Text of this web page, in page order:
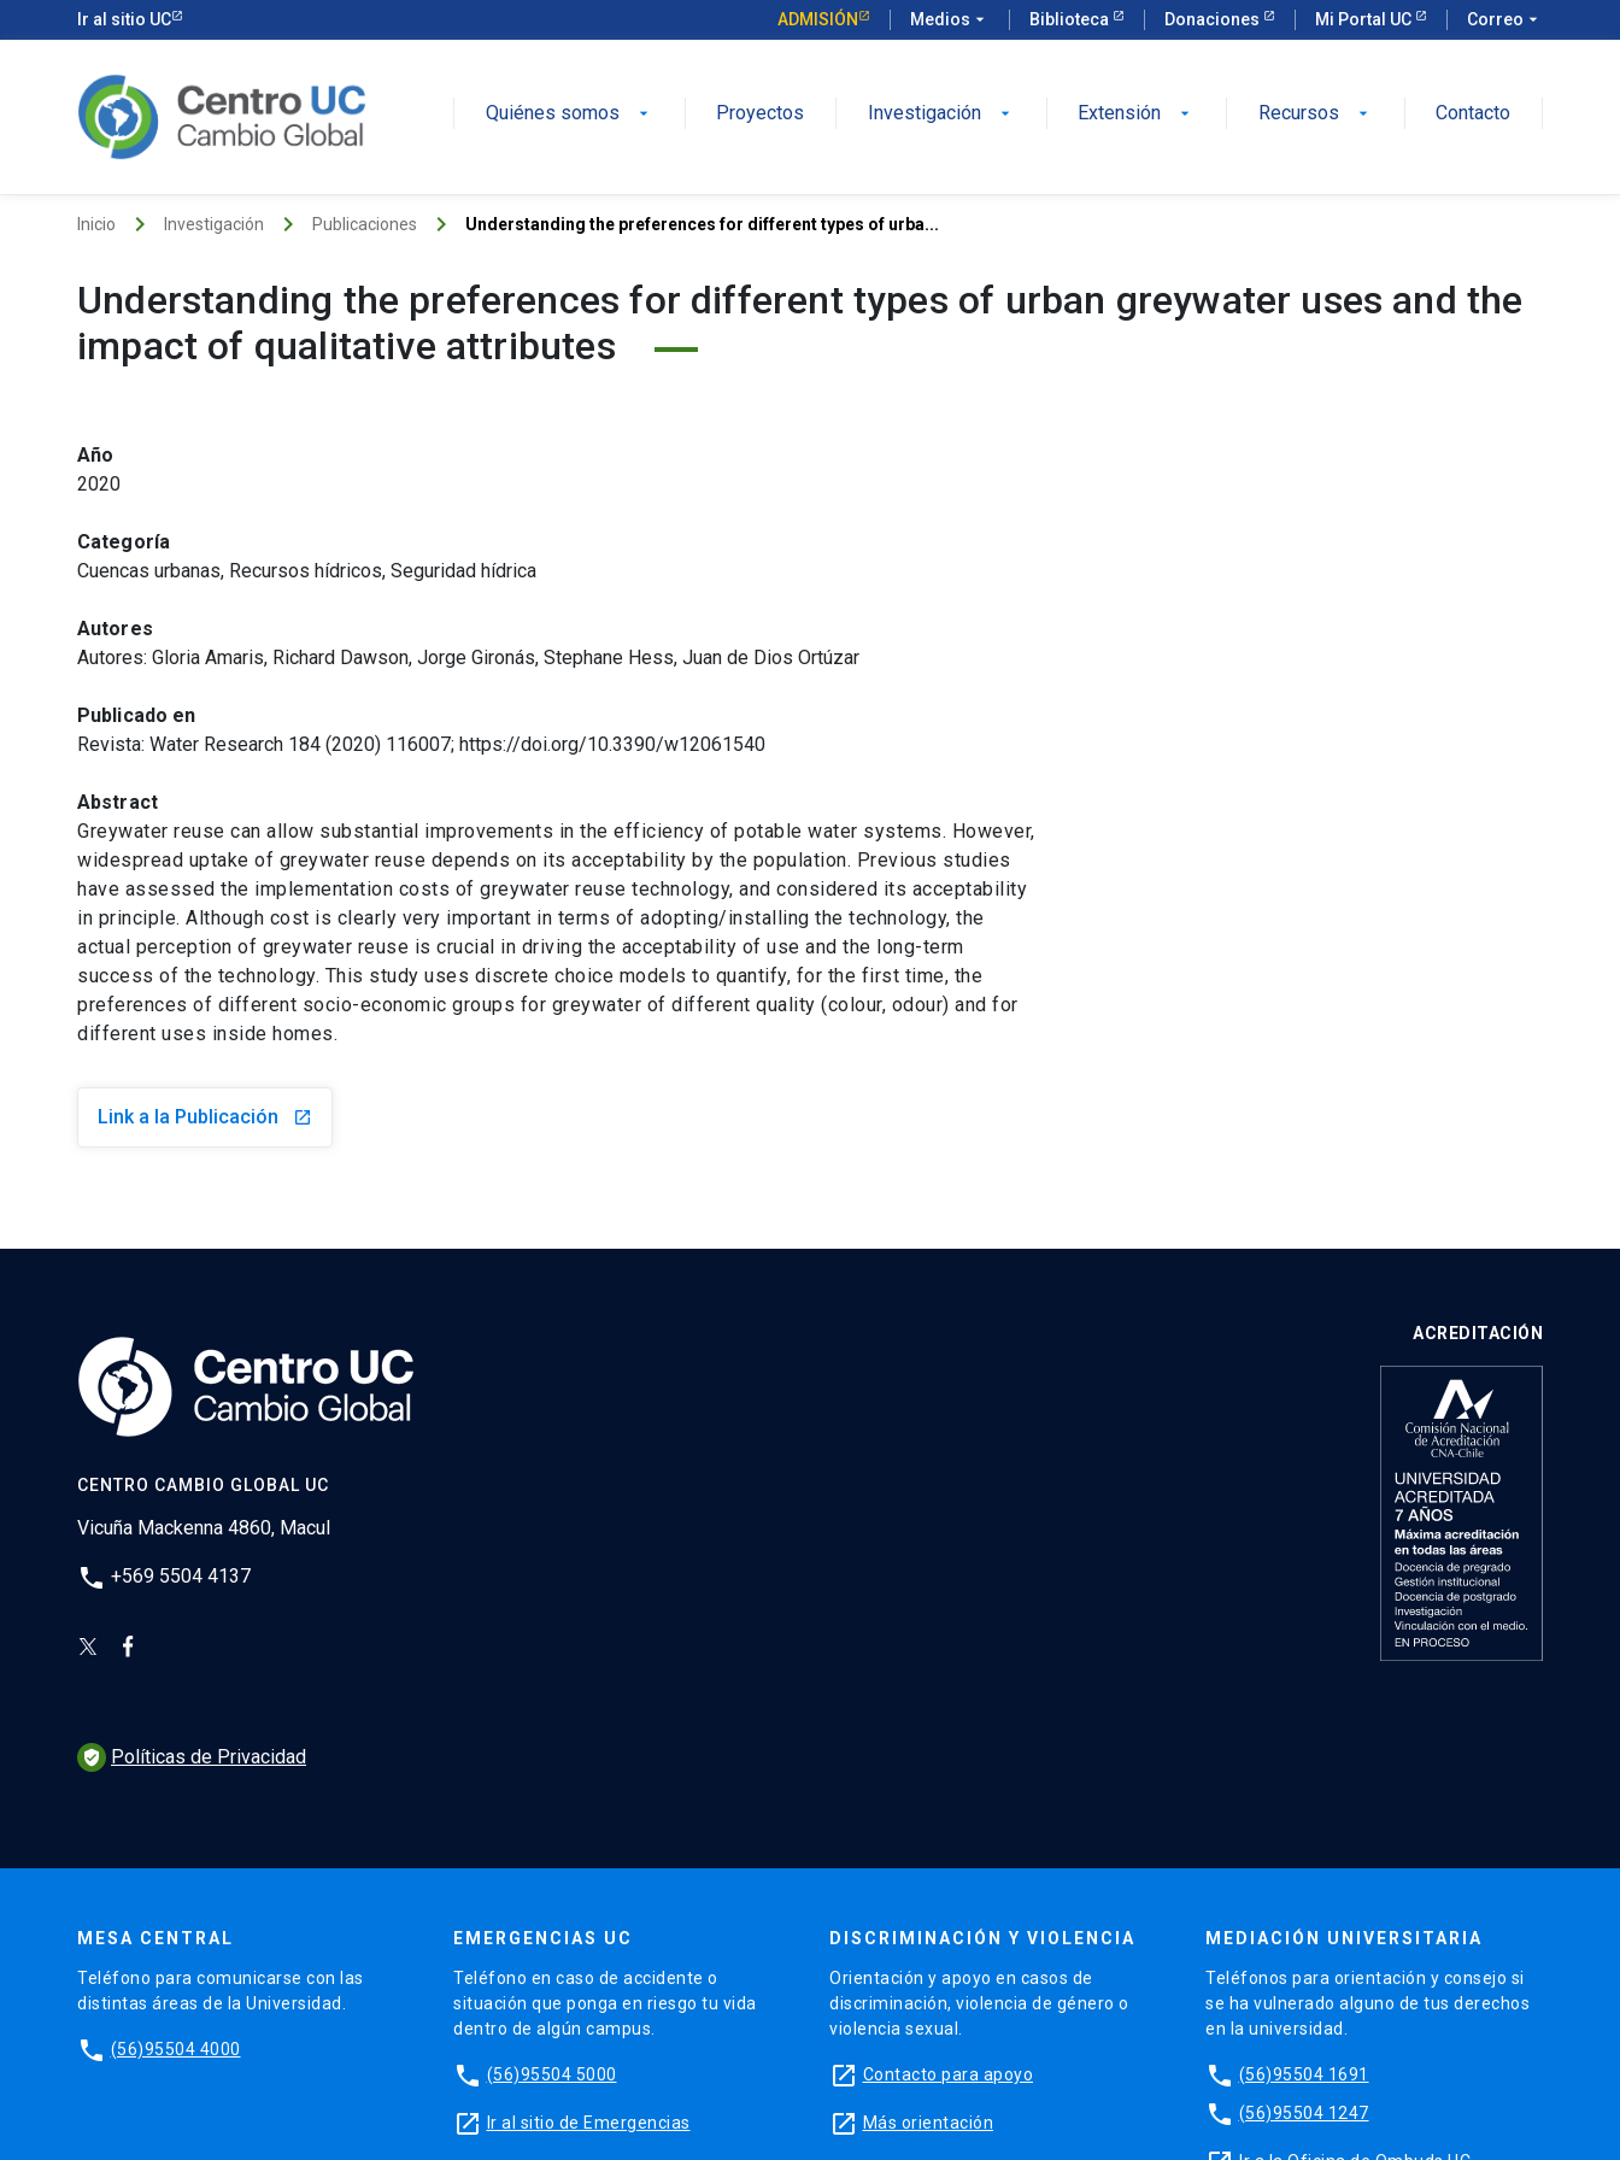
Ir al sitio UC ADMISIÓN Medios arrow_drop_down Biblioteca Donaciones Mi Portal UC Correo arrow_drop_down
Quiénes somos arrow_drop_down Proyectos Investigación arrow_drop_down Extensión arrow_drop_down Recursos arrow_drop_down Contacto
Inicio keyboard_arrow_right Investigación keyboard_arrow_right Publicaciones keyboard_arrow_right Understanding the preferences for different types of urba...
Understanding the preferences for different types of urban greywater uses and the
impact of qualitative attributes
Año
2020
Categoría
Cuencas urbanas, Recursos hídricos, Seguridad hídrica
Autores
Autores: Gloria Amaris, Richard Dawson, Jorge Gironás, Stephane Hess, Juan de Dios Ortúzar
Publicado en
Revista: Water Research 184 (2020) 116007; https://doi.org/10.3390/w12061540
Abstract
Greywater reuse can allow substantial improvements in the efficiency of potable water systems. However,
widespread uptake of greywater reuse depends on its acceptability by the population. Previous studies
have assessed the implementation costs of greywater reuse technology, and considered its acceptability
in principle. Although cost is clearly very important in terms of adopting/installing the technology, the
actual perception of greywater reuse is crucial in driving the acceptability of use and the long-term
success of the technology. This study uses discrete choice models to quantify, for the first time, the
preferences of different socio-economic groups for greywater of different quality (colour, odour) and for
different uses inside homes.
Link a la Publicación launch
CENTRO CAMBIO GLOBAL UC
Vicuña Mackenna 4860, Macul
phone +569 5504 4137
ACREDITACIÓN
verified_user Políticas de Privacidad
MESA CENTRAL
Teléfono para comunicarse con las
distintas áreas de la Universidad.
phone (56)95504 4000
EMERGENCIAS UC
Teléfono en caso de accidente o
situación que ponga en riesgo tu vida
dentro de algún campus.
phone (56)95504 5000
launch Ir al sitio de Emergencias
DISCRIMINACIÓN Y VIOLENCIA
Orientación y apoyo en casos de
discriminación, violencia de género o
violencia sexual.
launch Contacto para apoyo
launch Más orientación
MEDIACIÓN UNIVERSITARIA
Teléfonos para orientación y consejo si
se ha vulnerado alguno de tus derechos
en la universidad.
phone (56)95504 1691
phone (56)95504 1247